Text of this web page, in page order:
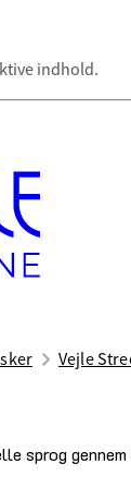
indhold.
Vejle
sprog